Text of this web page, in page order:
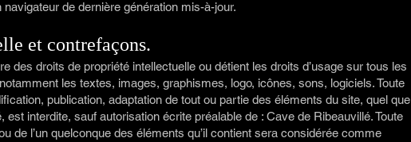
de dernière génération mis-à-jour.
et contrefaçons.
des droits de propriété intellectuelle ou détient les droits d’usage sur tous les
les textes, images, graphismes, logo, icônes, sons, logiciels. Toute
publication, adaptation de tout ou partie des éléments du site, quel que
interdite, sauf autorisation écrite préalable de : Cave de Ribeauvillé. Toute
de l’un quelconque des éléments qu’il contient sera considérée comme